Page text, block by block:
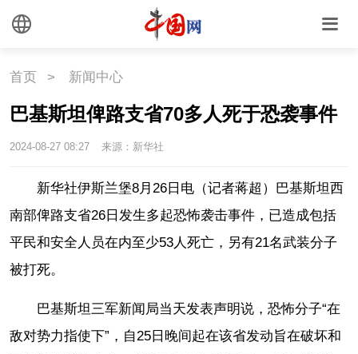
民藏
国情
国情
海洋 草原 湾区
联盟 心理 老年
首页 > 新闻中心
巴基斯坦俾路支省70多人死于恐袭事件
2024-08-27 08:27 来源：新华社
新华社伊斯兰堡8月26日电（记者蒋超）巴基斯坦西
南部俾路支省26日发生多起恐怖袭击事件，已造成包括
平民和安全人员在内至少53人死亡，另有21名武装分子
被打死。
巴基斯坦三军新闻局当天发表声明说，恐怖分子“在
敌对势力指使下”，自25日晚间起在该省发动旨在破坏和